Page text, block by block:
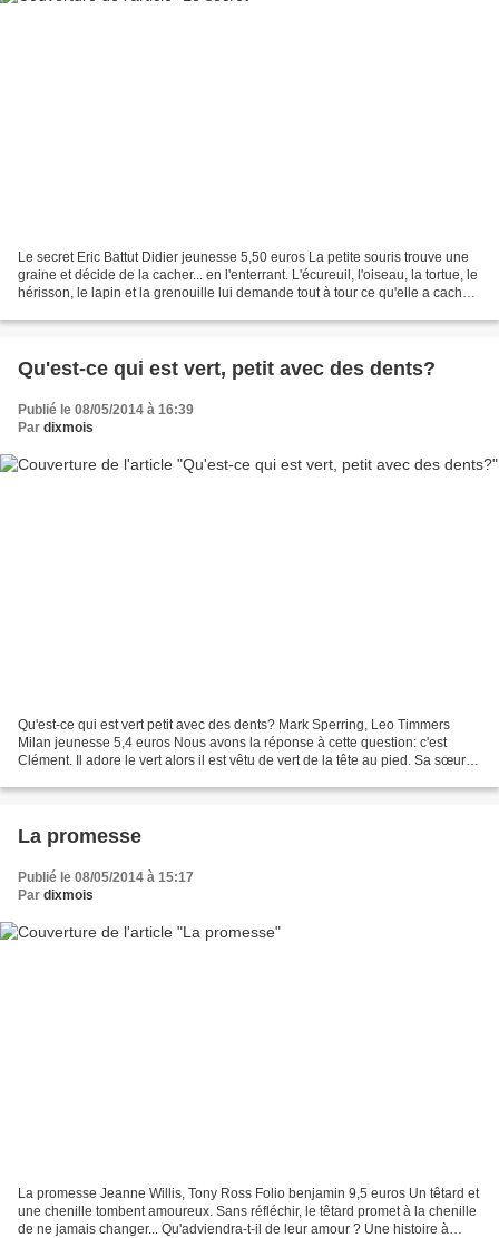
Le secret Eric Battut Didier jeunesse 5,50 euros La petite souris trouve une
graine et décide de la cacher... en l'enterrant. L'écureuil, l'oiseau, la tortue, le
hérisson, le lapin et la grenouille lui demande tout à tour ce qu'elle a caché
Qu'est-ce qui est vert, petit avec des dents?
Publié le 08/05/2014 à 16:39
Par dixmois
Qu'est-ce qui est vert petit avec des dents? Mark Sperring, Leo Timmers
Milan jeunesse 5,4 euros Nous avons la réponse à cette question: c'est
Clément. Il adore le vert alors il est vêtu de vert de la tête au pied. Sa sœur
La promesse
Publié le 08/05/2014 à 15:17
Par dixmois
La promesse Jeanne Willis, Tony Ross Folio benjamin 9,5 euros Un têtard et
une chenille tombent amoureux. Sans réfléchir, le têtard promet à la chenille
de ne jamais changer... Qu'adviendra-t-il de leur amour ? Une histoire à